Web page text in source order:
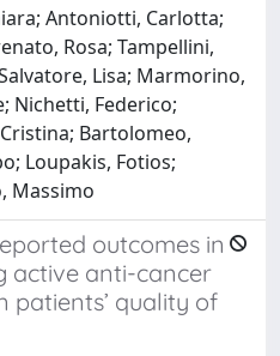
Antoniotti, Carlotta;
Rosa; Tampellini,
Lisa; Marmorino,
Nichetti, Federico;
Bartolomeo,
Loupakis, Fotios;
Massimo
outcomes in
active anti-cancer
patients’ quality of